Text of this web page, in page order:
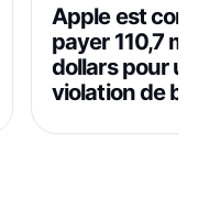
Apple est
payer 110,7
dollars pour
violation de